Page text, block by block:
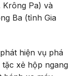
Pa) và
Ba (tỉnh Gia
hiện vụ phá
xẻ hộp ngang